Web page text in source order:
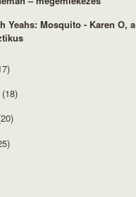
Yeahs: Mosquito - Karen O, a
(18)